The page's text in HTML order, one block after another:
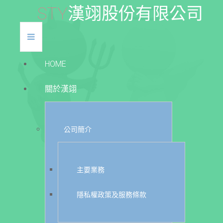
STY漢翊股份有限公司
HOME
關於漢翊
公司簡介
主要業務
隱私權政策及服務條款